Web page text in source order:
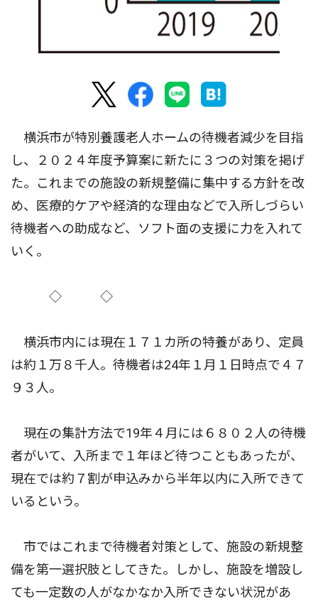
横浜市が特別養護老人ホームの待機者減少を目指
し、２０２４年度予算案に新たに３つの対策を掲げ
た。これまでの施設の新規整備に集中する方針を改
め、医療的ケアや経済的な理由などで入所しづらい
待機者への助成など、ソフト面の支援に力を入れて
いく。
◇ ◇
横浜市内には現在１７１カ所の特養があり、定員
は約１万８千人。待機者は24年１月１日時点で４７
９３人。
現在の集計方法で19年４月には６８０２人の待機
者がいて、入所まで１年ほど待つこともあったが、
現在では約７割が申込みから半年以内に入所できて
いるという。
市ではこれまで待機者対策として、施設の新規整
備を第一選択肢としてきた。しかし、施設を増設し
ても一定数の人がなかなか入所できない状況があ